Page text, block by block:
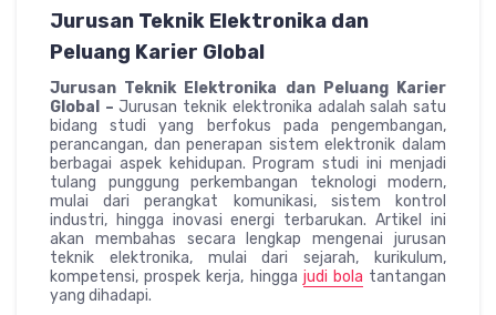
Jurusan Teknik Elektronika dan
Peluang Karier Global
Jurusan Teknik Elektronika dan Peluang Karier
Global –Jurusan teknik elektronika adalah salah satu
bidang studi yang berfokus pada pengembangan,
perancangan, dan penerapan sistem elektronik dalam
berbagai aspek kehidupan. Program studi ini menjadi
tulang punggung perkembangan teknologi modern,
mulai dari perangkat komunikasi, sistem kontrol
industri, hingga inovasi energi terbarukan. Artikel ini
akan membahas secara lengkap mengenai jurusan
teknik elektronika, mulai dari sejarah, kurikulum,
kompetensi, prospek kerja, hingga judi bola tantangan
yang dihadapi.